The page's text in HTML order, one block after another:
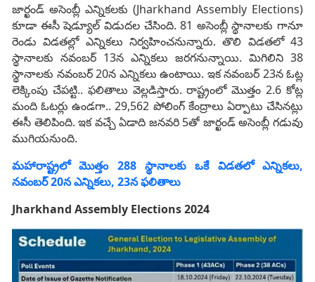
జార్ఖండ్‌ అసెంబ్లీ ఎన్నికలకు (Jharkhand Assembly Elections)
కూడా ఈసీ షెడ్యూల్‌ విడుదల చేసింది. 81 అసెంబ్లీ స్థానాలకు గానూ
రెండు విడతల్లో ఎన్నికలు నిర్వహించనున్నారు. తొలి విడతలో 43
స్థానాలకు నవంబర్‌ 13న ఎన్నికలు జరగనున్నాయి. మిగిలిని 38
స్థానాలకు నవంబర్‌ 20న ఎన్నికలు ఉంటాయి. ఇక నవంబర్‌ 23న ఓట్ల
లెక్కింపు చేపట్టి.. ఫలితాలు వెల్లడిస్తారు. రాష్ట్రంలో మొత్తం 2.6 కోట్ల
మంది ఓటర్లు ఉండగా.. 29,562 పోలింగ్‌ కేంద్రాలు ఏర్పాటు చేసినట్లు
ఈసీ తెలిపింది. ఇక వచ్చే ఏడాది జనవరి 5తో జార్ఖండ్‌ అసెంబ్లీ గడువు
ముగియనుంది.
మహారాష్ట్రలో మొత్తం 288 స్థానాలకు ఒకే విడతలో ఎన్నికలు,
నవంబర్‌ 20న ఎన్నికలు, 23న ఫలితాలు
Jharkhand Assembly Elections 2024